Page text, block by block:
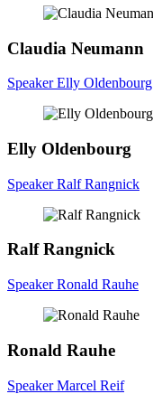
Claudia Neumann
Speaker Elly Oldenbourg
Elly Oldenbourg
Speaker Ralf Rangnick
Ralf Rangnick
Speaker Ronald Rauhe
Ronald Rauhe
Speaker Marcel Reif